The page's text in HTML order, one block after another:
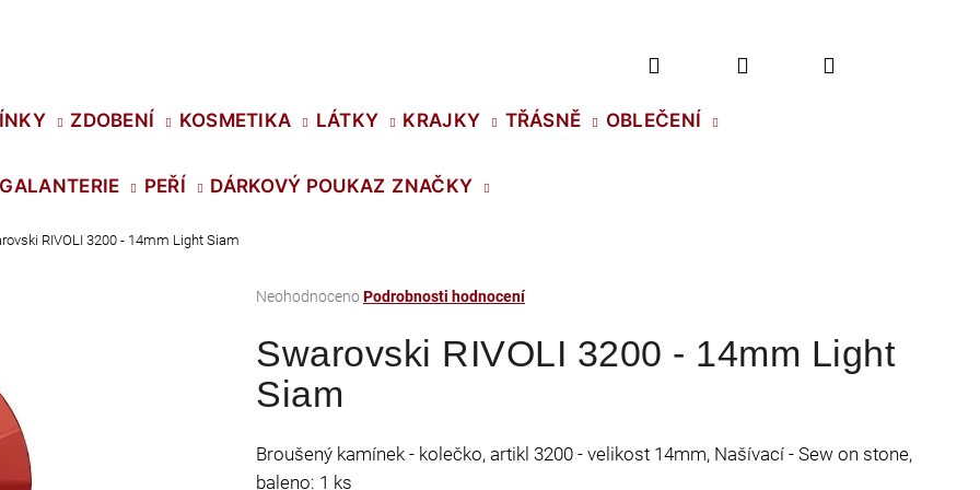
ZDOBENÍ KOSMETIKA LÁTKY KRAJKY TŘÁSNĚ OBLEČENÍ
GALANTERIE PEŘÍ DÁRKOVÝ POUKAZ ZNAČKY
Přihlášení
RIVOLI 3200 - 14mm Light Siam
Průměrné
produktu
je
0,0
hvězdiček.
NeohodnocenoPodrobnosti hodnocení
Swarovski RIVOLI 3200 - 14mm Light
Siam
Broušený kamínek - kolečko, artikl 3200 - velikost 14mm, Našívací - Sew on stone,
baleno: 1 ks
Co potřebujete najít?
XIRIUS NH SS-16 CRYSTAL